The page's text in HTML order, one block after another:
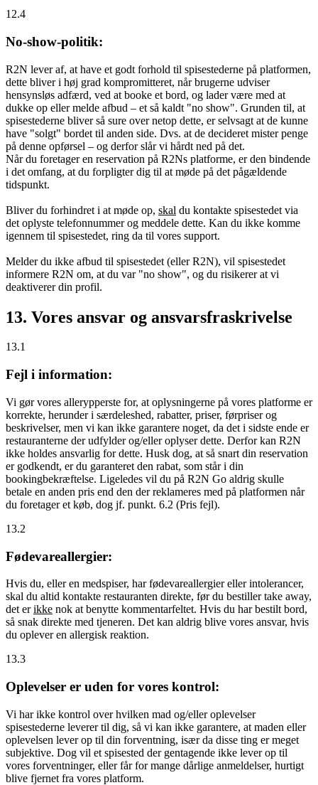
12.4
No-show-politik:
R2N lever af, at have et godt forhold til spisestederne på platformen,
dette bliver i høj grad kompromitteret, når brugerne udviser
hensynsløs adfærd, ved at booke et bord, og lader være med at
dukke op eller melde afbud – et så kaldt "no show". Grunden til, at
spisestederne bliver så sure over netop dette, er selvsagt at de kunne
have "solgt" bordet til anden side. Dvs. at de decideret mister penge
på denne opførsel – og derfor slår vi hårdt ned på det.
Når du foretager en reservation på R2Ns platforme, er den bindende
i det omfang, at du forpligter dig til at møde på det pågældende
tidspunkt.
Bliver du forhindret i at møde op, skal du kontakte spisestedet via
det oplyste telefonnummer og meddele dette. Kan du ikke komme
igennem til spisestedet, ring da til vores support.
Melder du ikke afbud til spisestedet (eller R2N), vil spisestedet
informere R2N om, at du var "no show", og du risikerer at vi
deaktiverer din profil.
13. Vores ansvar og ansvarsfraskrivelse
13.1
Fejl i information:
Vi gør vores allerypperste for, at oplysningerne på vores platforme er
korrekte, herunder i særdeleshed, rabatter, priser, førpriser og
beskrivelser, men vi kan ikke garantere noget, da det i sidste ende er
restauranterne der udfylder og/eller oplyser dette. Derfor kan R2N
ikke holdes ansvarlig for dette. Husk dog, at så snart din reservation
er godkendt, er du garanteret den rabat, som står i din
bookingbekræftelse. Ligeledes vil du på R2N Go aldrig skulle
betale en anden pris end den der reklameres med på platformen når
du foretager et køb, dog jf. punkt. 6.2 (Pris fejl).
13.2
Fødevareallergier:
Hvis du, eller en medspiser, har fødevareallergier eller intolerancer,
skal du altid kontakte restauranten direkte, før du bestiller take away,
det erikke nok at benytte kommentarfeltet. Hvis du har bestilt bord,
så snak direkte med tjeneren. Det kan aldrig blive vores ansvar, hvis
du oplever en allergisk reaktion.
13.3
Oplevelser er uden for vores kontrol:
Vi har ikke kontrol over hvilken mad og/eller oplevelser
spisestederne leverer til dig, så vi kan ikke garantere, at maden eller
oplevelsen lever op til din forventning, især da disse ting er meget
subjektive. Dog vil et spisested der gentagende ikke lever op til
vores forventninger, eller får for mange dårlige anmeldelser, hurtigt
blive fjernet fra vores platform.